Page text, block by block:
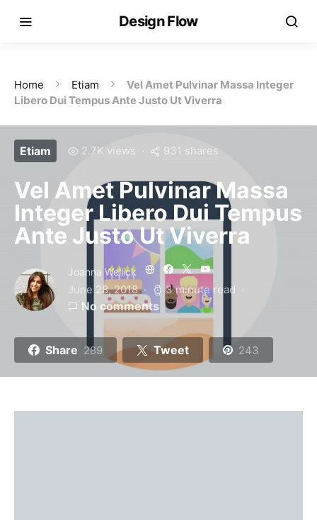
Design Flow
Home Etiam
Vel Amet Pulvinar Massa Integer
Libero Dui Tempus Ante Justo Ut Viverra
Etiam 2.7K views 931 shares
Vel Amet Pulvinar Massa
Integer Libero Dui Tempus
Ante Justo Ut Viverra
Joanna Wellick
June 28, 2018 3 minute read
No comments
Share 289 Tweet 243